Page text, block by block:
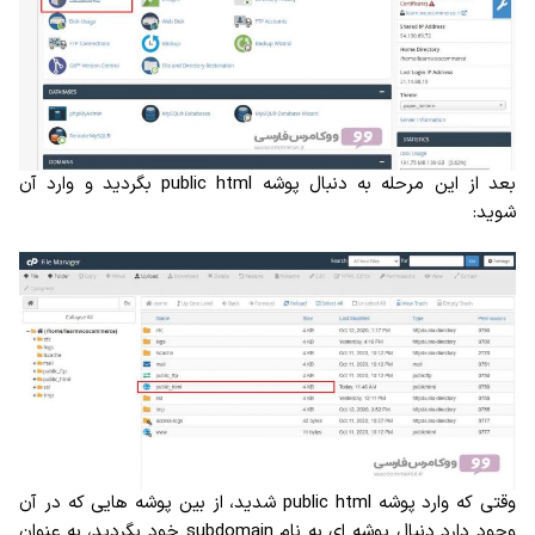
بعد از این مرحله به دنبال پوشه public html بگردید و وارد آن
شوید:
وقتی که وارد پوشه public html شدید، از بین پوشه هایی که در آن